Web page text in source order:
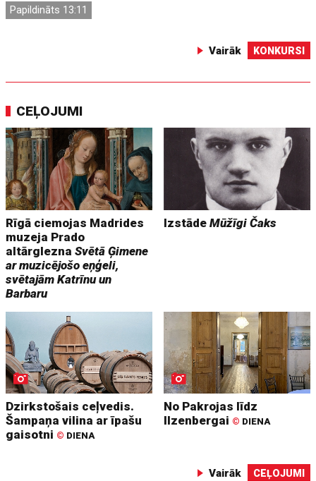
Papildināts 13:11
Vairāk KONKURSI
CEĻOJUMI
Rīgā ciemojas Madrides
muzeja Prado
altārgleznaSvētā Ģimene
ar muzicējošo eņģeli,
svētajām Katrīnu un
Barbaru
IzstādeMūžīgi Čaks
Dzirkstošais ceļvedis.
Šampaņa vilina ar īpašu
gaisotni © DIENA
No Pakrojas līdz
Ilzenbergai © DIENA
Vairāk CEĻOJUMI